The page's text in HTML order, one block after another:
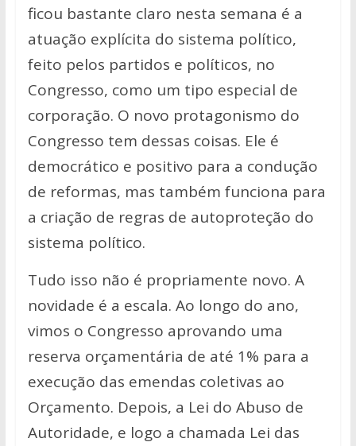
ficou bastante claro nesta semana é a
atuação explícita do sistema político,
feito pelos partidos e políticos, no
Congresso, como um tipo especial de
corporação. O novo protagonismo do
Congresso tem dessas coisas. Ele é
democrático e positivo para a condução
de reformas, mas também funciona para
a criação de regras de autoproteção do
sistema político.
Tudo isso não é propriamente novo. A
novidade é a escala. Ao longo do ano,
vimos o Congresso aprovando uma
reserva orçamentária de até 1% para a
execução das emendas coletivas ao
Orçamento. Depois, a Lei do Abuso de
Autoridade, e logo a chamada Lei das